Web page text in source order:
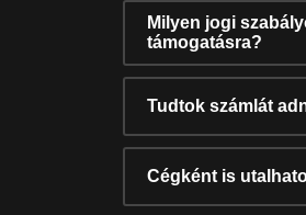
Milyen jogi
támogatásra?
Tudtok számlát
Cégként is